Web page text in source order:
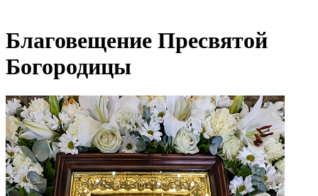
Благовещение Пресвятой
Богородицы